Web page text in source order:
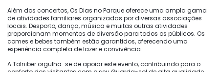
Além dos concertos, Os Dias no Parque oferece uma ampla gama
de atividades familiares organizadas por diversas associações
locais. Desporto, dança, música e muitas outras atividades
proporcionam momentos de diversão para todos os públicos. Os
comes e bebes também estão garantidos, oferecendo uma
experiência completa de lazer e convivência.
A Tolniber orgulha-se de apoiar este evento, contribuindo para o